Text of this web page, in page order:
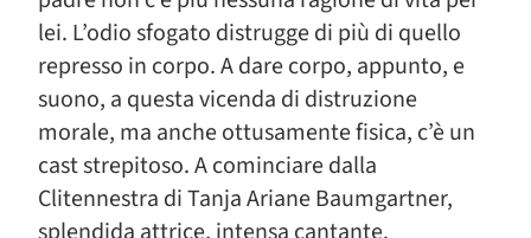
lei. L’odio sfogato distrugge di più di quello
represso in corpo. A dare corpo, appunto, e
suono, a questa vicenda di distruzione
morale, ma anche ottusamente fisica, c’è un
cast strepitoso. A cominciare dalla
Clitennestra di Tanja Ariane Baumgartner,